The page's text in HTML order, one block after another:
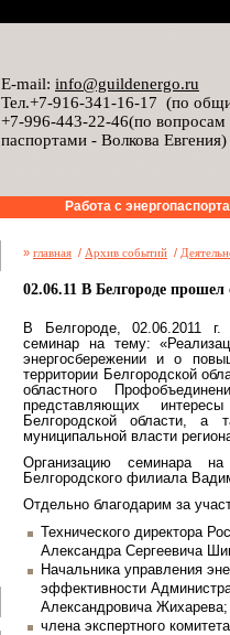
E-mail: info@guildenergo.ru
Тел.+7-916-341-16-17 (по
+7-996-443-22-46(по
паспортами - Волкова Евгения)
Работа с
» главная / Архив событий /
02.06.11 В Белгороде
В Белгороде, 02.06.2011 г.
семинар на тему:
энергосбережении и о
территории Белгородской
областного
представляющих
Белгородской области, а
муниципальной власти
Организацию семинара
Белгородского филиала
Отдельно благодарим за
Технического директора
Александра Сергеевича
Начальника управления
эффективности
Александровича Жихарева;
члена экспертного